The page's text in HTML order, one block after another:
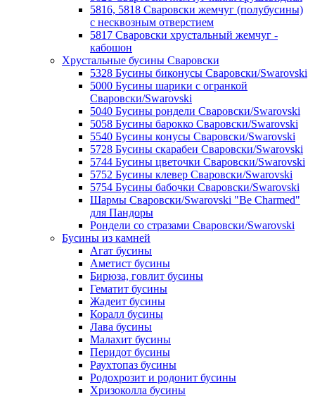
5816, 5818 Сваровски жемчуг (полубусины)
с несквозным отверстием
5817 Сваровски хрустальный жемчуг -
кабошон
Хрустальные бусины Сваровски
5328 Бусины биконусы Сваровски/Swarovski
5000 Бусины шарики с огранкой
Сваровски/Swarovski
5040 Бусины рондели Сваровски/Swarovski
5058 Бусины барокко Сваровски/Swarovski
5540 Бусины конусы Сваровски/Swarovski
5728 Бусины скарабеи Сваровски/Swarovski
5744 Бусины цветочки Сваровски/Swarovski
5752 Бусины клевер Сваровски/Swarovski
5754 Бусины бабочки Сваровски/Swarovski
Шармы Сваровски/Swarovski "Be Charmed"
для Пандоры
Рондели со стразами Сваровски/Swarovski
Бусины из камней
Агат бусины
Аметист бусины
Бирюза, говлит бусины
Гематит бусины
Жадеит бусины
Коралл бусины
Лава бусины
Малахит бусины
Перидот бусины
Раухтопаз бусины
Родохрозит и родонит бусины
Хризоколла бусины